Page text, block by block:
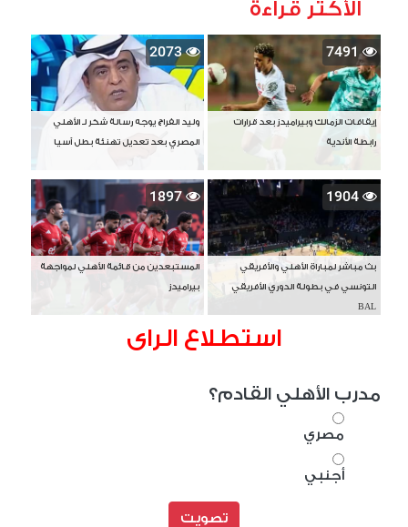
الأكثر قراءة
7491
إيقافات الزمالك وبيراميدز بعد قرارات
رابطة الأندية
2073
وليد الفراج يوجه رسالة شكر لـ الأهلي
المصري بعد تعديل تهنئة بطل آسيا
1904
بث مباشر لمباراة الأهلي والأفريقي
التونسي في بطولة الدوري الأفريقي
BAL
1897
المستبعدين من قائمة الأهلي لمواجهة
بيراميدز
استطلاع الراى
مدرب الأهلي القادم؟
مصري
أجنبي
تصويت